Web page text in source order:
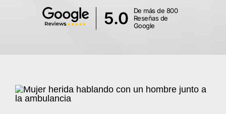
5.0
De más de 800
Reseñas de
Google